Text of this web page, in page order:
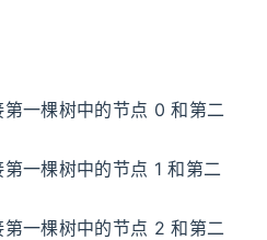
第一棵树中的节点 0 和第二
第一棵树中的节点 1 和第二
第一棵树中的节点 2 和第二